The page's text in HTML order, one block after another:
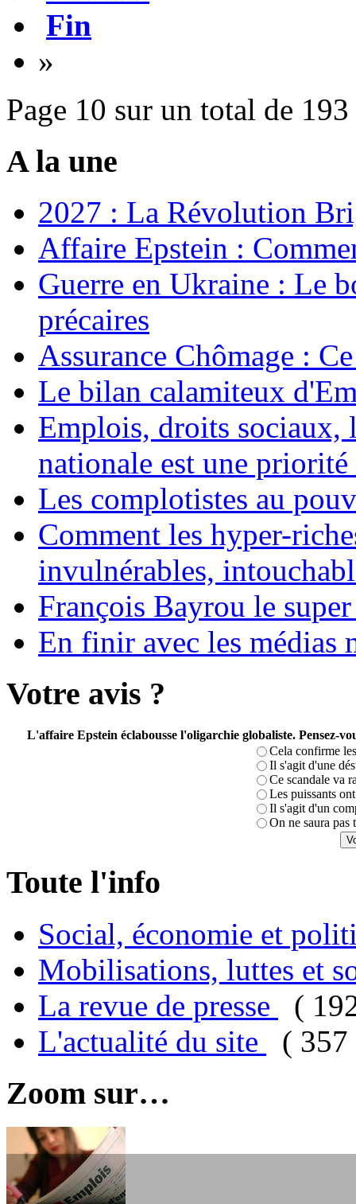
Fin
»
Page 10 sur un total de 193
A la une
2027 : La Révolution
Affaire Epstein :
Guerre en Ukraine : Le
précaires
Assurance Chômage :
Le bilan calamiteux
Emplois, droits sociaux,
nationale est une
Les complotistes au
Comment les hyper-
invulnérables,
François Bayrou le
En finir avec les médias
Votre avis ?
L'affaire Epstein éclabousse l'oligarchie globaliste. Pensez-
Cela confirme
Il s'agit d'une
Ce scandale va
Les puissants
Il s'agit d'un
On ne saura pas
Toute l'info
Social, économie et
Mobilisations, luttes et
La revue de presse
(
L'actualité du site
( 357
Zoom sur…